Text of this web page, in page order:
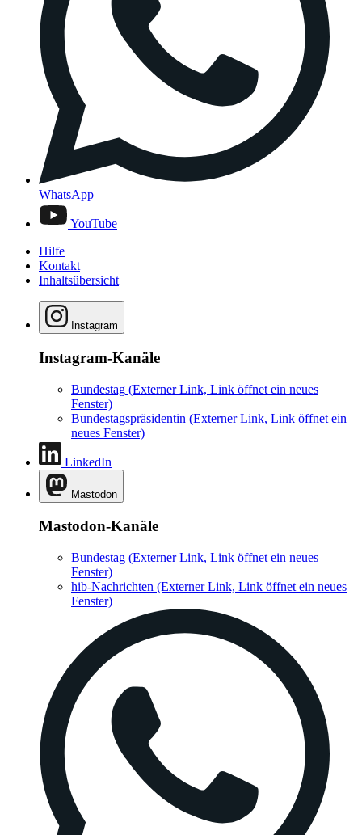
WhatsApp
YouTube
Hilfe
Kontakt
Inhaltsübersicht
Instagram
Instagram-Kanäle
Bundestag (Externer Link, Link öffnet ein neues
Fenster)
Bundestagspräsidentin (Externer Link, Link öffnet ein
neues Fenster)
LinkedIn
Mastodon
Mastodon-Kanäle
Bundestag (Externer Link, Link öffnet ein neues
Fenster)
hib-Nachrichten (Externer Link, Link öffnet ein neues
Fenster)